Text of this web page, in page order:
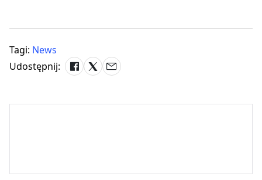
Tagi: News
Udostępnij: